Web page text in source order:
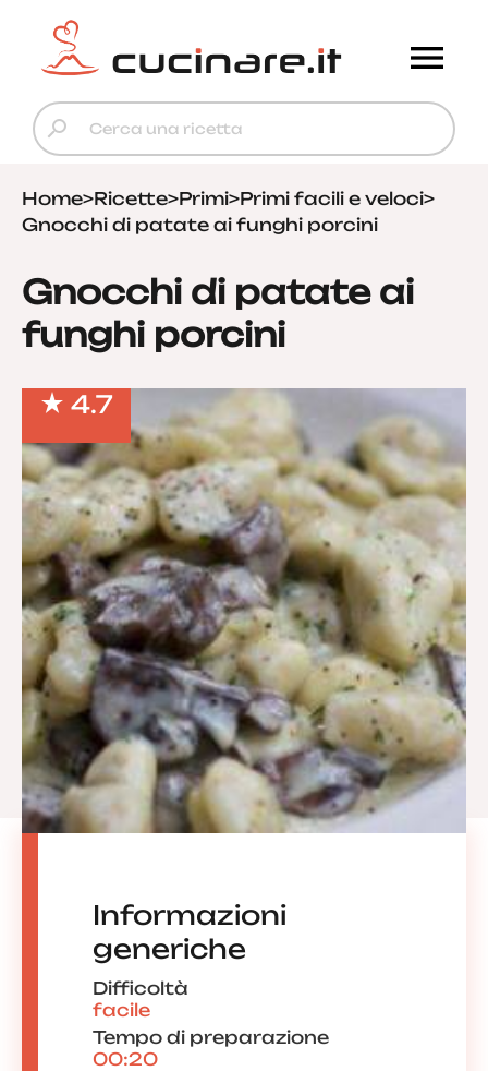
Home>Ricette>Primi>Primi facili e veloci>
Gnocchi di patate ai funghi porcini
Gnocchi di patate ai
funghi porcini
4.7
Informazioni
generiche
Difficoltà
facile
Tempo di preparazione
00:20